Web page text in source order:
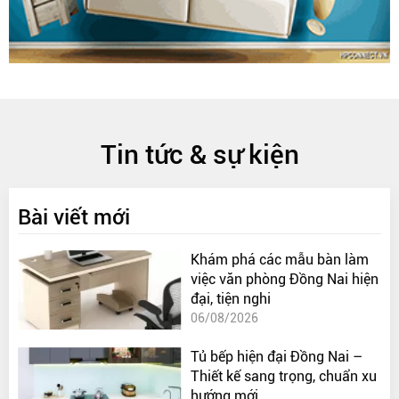
Tin tức & sự kiện
Bài viết mới
Khám phá các mẫu bàn làm
việc văn phòng Đồng Nai hiện
đại, tiện nghi
06/08/2026
Tủ bếp hiện đại Đồng Nai –
Thiết kế sang trọng, chuẩn xu